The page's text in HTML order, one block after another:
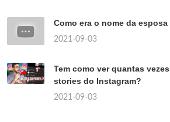
Como era o nome da esposa
2021-09-03
Tem como ver quantas
stories do Instagram?
2021-09-03